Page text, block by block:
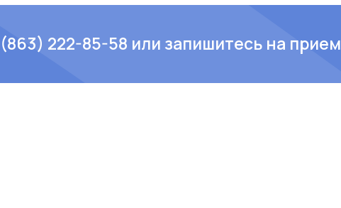
222-85-58 или запишитесь на прием